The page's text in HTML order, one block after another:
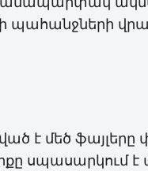
պահանջների
է մեծ
սպասարկում